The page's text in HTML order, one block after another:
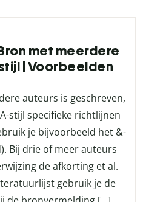
met meerdere
| Voorbeelden
auteurs is geschreven,
stijl specifieke richtlijnen
je bijvoorbeeld het &-
Bij drie of meer auteurs
de afkorting et al.
gebruik je de